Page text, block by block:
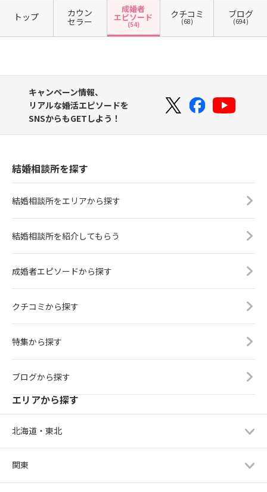
トップ カウン
セラー
成婚者
エピソード
(54)
クチコミ
(68)
ブログ
(694)
キャンペーン情報、
リアルな婚活エピソードを
SNSからもGETしよう！
結婚相談所を探す
結婚相談所をエリアから探す
結婚相談所を紹介してもらう
成婚者エピソードから探す
クチコミから探す
特集から探す
ブログから探す
エリアから探す
北海道・東北
関東